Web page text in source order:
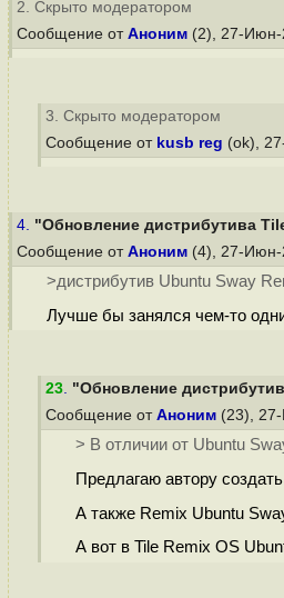
2. Скрыто модератором
Сообщение от Аноним (2), 27-Июн-
3. Скрыто модератором
Сообщение от kusb reg (ok),
4. "Обновление дистрибутива
Сообщение от Аноним (4), 27-Июн-
>дистрибутив Ubuntu Sway
Лучше бы занялся чем-то
23. "Обновление
Сообщение от Аноним (23),
> В отличии от Ubuntu
Предлагаю автору
А также Remix Ubuntu
А вот в Tile Remix OS